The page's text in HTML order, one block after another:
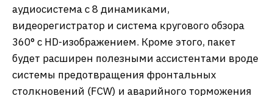
аудиосистема с 8 динамиками,
видеорегистратор и система кругового обзора
360° с HD-изображением. Кроме этого, пакет
будет расширен полезными ассистентами вроде
системы предотвращения фронтальных
столкновений (FCW) и аварийного торможения